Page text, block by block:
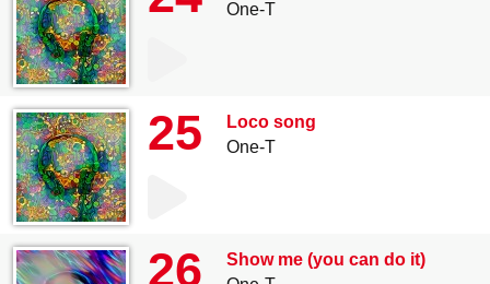
One-T
25
Loco song
One-T
26
Show me (you can do it)